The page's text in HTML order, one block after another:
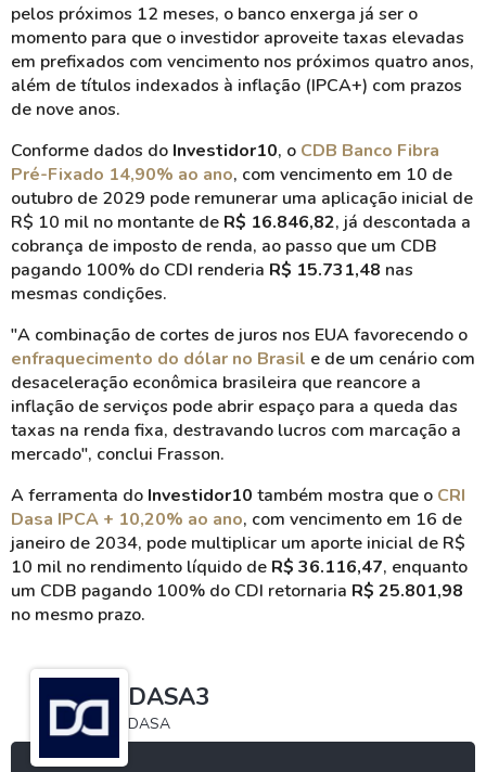
pelos próximos 12 meses, o banco enxerga já ser o
momento para que o investidor aproveite taxas elevadas
em prefixados com vencimento nos próximos quatro anos,
além de títulos indexados à inflação (IPCA+) com prazos
de nove anos.
Conforme dados do Investidor10, o CDB Banco Fibra
Pré-Fixado 14,90% ao ano, com vencimento em 10 de
outubro de 2029 pode remunerar uma aplicação inicial de
R$ 10 mil no montante de R$ 16.846,82, já descontada a
cobrança de imposto de renda, ao passo que um CDB
pagando 100% do CDI renderia R$ 15.731,48 nas
mesmas condições.
"A combinação de cortes de juros nos EUA favorecendo o
enfraquecimento do dólar no Brasil e de um cenário com
desaceleração econômica brasileira que reancore a
inflação de serviços pode abrir espaço para a queda das
taxas na renda fixa, destravando lucros com marcação a
mercado", conclui Frasson.
A ferramenta do Investidor10 também mostra que o CRI
Dasa IPCA + 10,20% ao ano, com vencimento em 16 de
janeiro de 2034, pode multiplicar um aporte inicial de R$
10 mil no rendimento líquido de R$ 36.116,47, enquanto
um CDB pagando 100% do CDI retornaria R$ 25.801,98
no mesmo prazo.
DASA3
DASA